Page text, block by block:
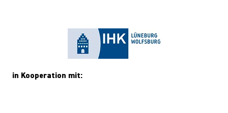
in Kooperation mit: